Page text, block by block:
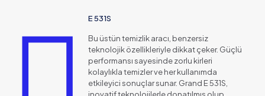
E 531S
Bu üstün temizlik aracı, benzersiz
teknolojik özellikleriyle dikkat çeker. Güçlü
performansı sayesinde zorlu kirleri
kolaylıkla temizler ve her kullanımda
etkileyici sonuçlar sunar. Grand E 531S,
inovatif teknolojilerle donatılmış olup,